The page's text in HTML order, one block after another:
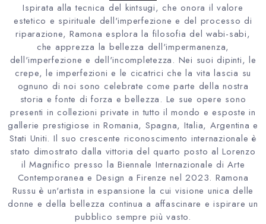
Ispirata alla tecnica del kintsugi, che onora il valore
estetico e spirituale dell'imperfezione e del processo di
riparazione, Ramona esplora la filosofia del wabi-sabi,
che apprezza la bellezza dell'impermanenza,
dell'imperfezione e dell'incompletezza. Nei suoi dipinti, le
crepe, le imperfezioni e le cicatrici che la vita lascia su
ognuno di noi sono celebrate come parte della nostra
storia e fonte di forza e bellezza. Le sue opere sono
presenti in collezioni private in tutto il mondo e esposte in
gallerie prestigiose in Romania, Spagna, Italia, Argentina e
Stati Uniti. Il suo crescente riconoscimento internazionale è
stato dimostrato dalla vittoria del quarto posto al Lorenzo
il Magnifico presso la Biennale Internazionale di Arte
Contemporanea e Design a Firenze nel 2023. Ramona
Russu è un'artista in espansione la cui visione unica delle
donne e della bellezza continua a affascinare e ispirare un
pubblico sempre più vasto.